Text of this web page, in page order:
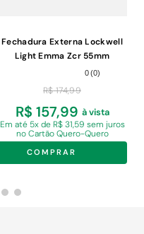
Fechadura Externa Lockwell
Light Emma Zcr 55mm
0(0)
R$ 174,99
R$ 157,99 à vista
Em até 5x de R$ 31,59 sem juros
no Cartão Quero-Quero
COMPRAR